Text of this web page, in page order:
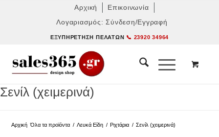
Αρχική
Επικοινωνία
Λογαριασμός: Σύνδεση/Εγγραφή
ΕΞΥΠΗΡΈΤΗΣΗ ΠΕΛΑΤΏΝ 📞 23920 34964
Σενίλ (χειμερινά)
Αρχική Όλα τα προϊόντα / Λευκά Είδη / Ριχτάρια / Σενίλ (χειμερινά)